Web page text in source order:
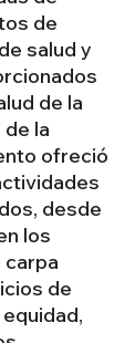
de
salud y
de la
la
ofreció
desde
los
de